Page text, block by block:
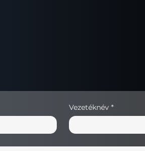
Vezetéknév *